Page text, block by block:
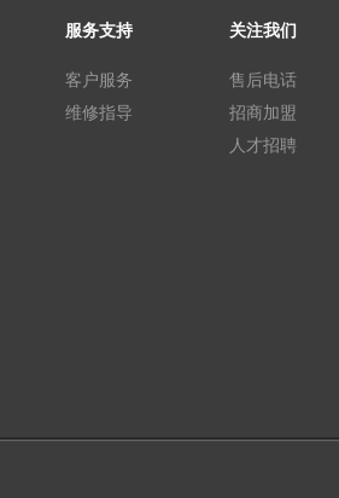
服务支持
客户服务
维修指导
关注我们
售后电话
招商加盟
人才招聘